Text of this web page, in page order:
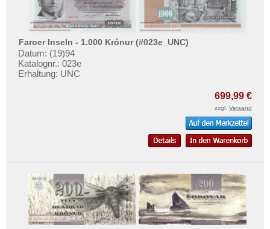
Faroer Inseln - 1.000 Krónur (#023e_UNC)
Datum: (19)94
Katalognr.: 023e
Erhaltung: UNC
699,99 €
zzgl. Versand